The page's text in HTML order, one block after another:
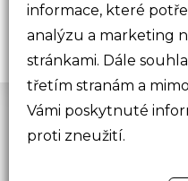
Ochrana
informace, které
analýzu a marketing
stránkami. Dále souhlasíte s předáním údajů
třetím stranám a
Vámi poskytnuté
proti zneužití.